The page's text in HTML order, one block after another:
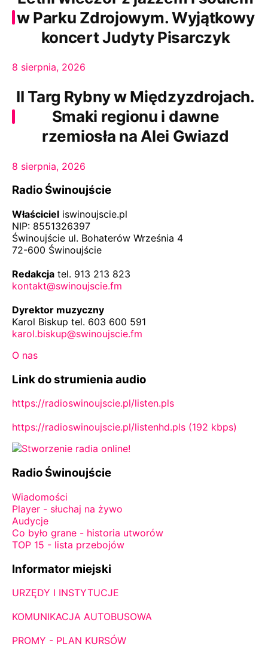
w Parku Zdrojowym. Wyjątkowy
koncert Judyty Pisarczyk
8 sierpnia, 2026
II Targ Rybny w Międzyzdrojach.
Smaki regionu i dawne
rzemiosła na Alei Gwiazd
8 sierpnia, 2026
Radio Świnoujście
Właściciel iswinoujscie.pl
NIP: 8551326397
Świnoujście ul. Bohaterów Września 4
72-600 Świnoujście
Redakcja tel. 913 213 823
kontakt@swinoujscie.fm
Dyrektor muzyczny
Karol Biskup tel. 603 600 591
karol.biskup@swinoujscie.fm
O nas
Link do strumienia audio
https://radioswinoujscie.pl/listen.pls
https://radioswinoujscie.pl/listenhd.pls (192 kbps)
Radio Świnoujście
Wiadomości
Player - słuchaj na żywo
Audycje
Co było grane - historia utworów
TOP 15 - lista przebojów
Informator miejski
URZĘDY I INSTYTUCJE
KOMUNIKACJA AUTOBUSOWA
PROMY - PLAN KURSÓW